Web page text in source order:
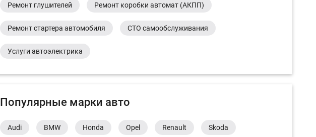
Ремонт глушителей Ремонт коробки автомат (АКПП)
Ремонт стартера автомобиля СТО самообслуживания
Услуги автоэлектрика
Популярные марки авто
Audi BMW Honda Opel Renault Skoda